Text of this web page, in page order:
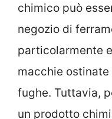
chimico può
negozio di
particolarmente
macchie
fughe. Tuttavia,
un prodotto